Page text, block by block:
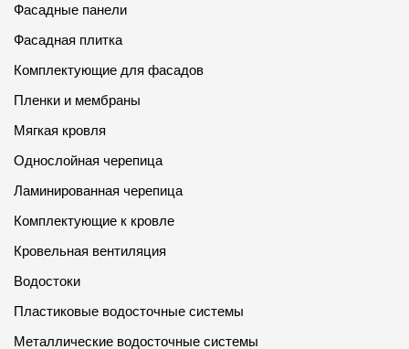
Фасадные панели
Фасадная плитка
Комплектующие для фасадов
Пленки и мембраны
Мягкая кровля
Однослойная черепица
Ламинированная черепица
Комплектующие к кровле
Кровельная вентиляция
Водостоки
Пластиковые водосточные системы
Металлические водосточные системы